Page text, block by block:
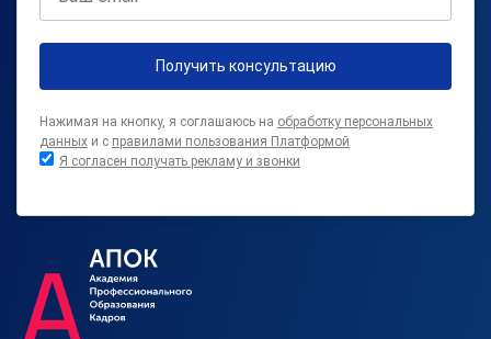
Получить консультацию
Нажимая на кнопку, я соглашаюсь на обработку персональных
данных и с правилами пользования Платформой
Я согласен получать рекламу и звонки